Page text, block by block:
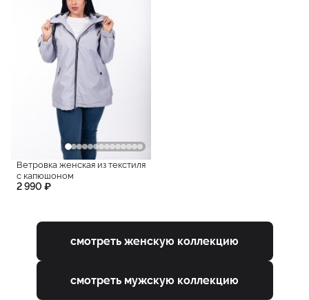
Ветровка женская из текстиля
с капюшоном
2 990 ₽
смотреть женскую коллекцию
смотреть мужскую коллекцию